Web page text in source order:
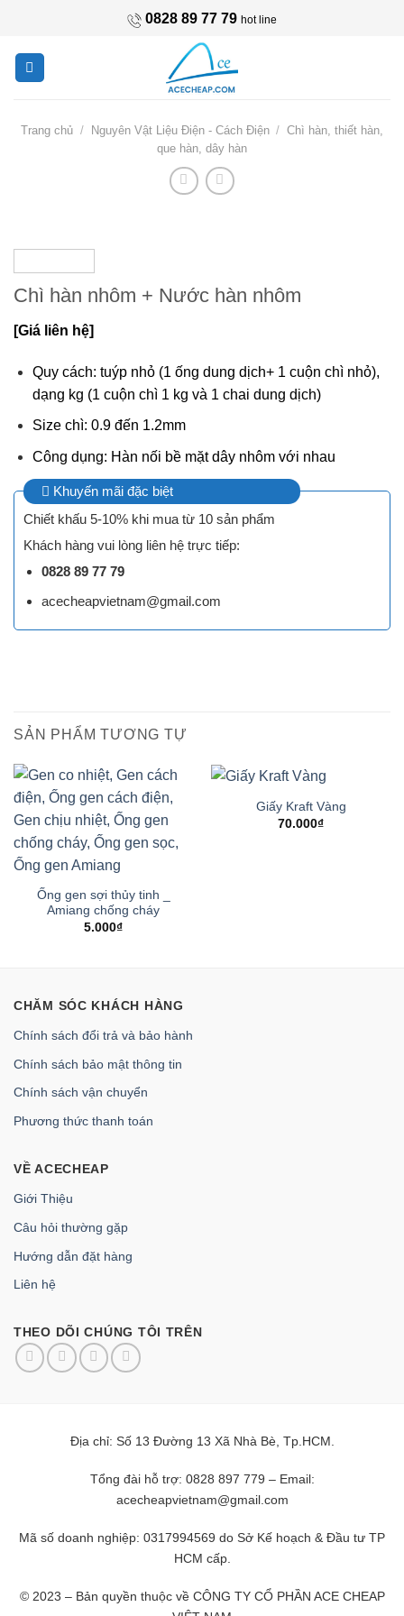
content
0828 89 77 79 hot line
Trang chủ / Nguyên Vật Liệu Điện - Cách Điện / Chì hàn, thiết hàn,
que hàn, dây hàn
Chì hàn nhôm + Nước hàn nhôm
[Giá liên hệ]
Quy cách: tuýp nhỏ (1 ống dung dịch+ 1 cuộn chì nhỏ),
dạng kg (1 cuộn chì 1 kg và 1 chai dung dịch)
Size chì: 0.9 đến 1.2mm
Công dụng: Hàn nối bề mặt dây nhôm với nhau
Khuyến mãi đặc biệt
Chiết khấu 5-10% khi mua từ 10 sản phẩm
Khách hàng vui lòng liên hệ trực tiếp:
0828 89 77 79
acecheapvietnam@gmail.com
SẢN PHẨM TƯƠNG TỰ
Ống gen sợi thủy tinh _
Amiang chống cháy
5.000₫
Giấy Kraft Vàng
70.000₫
CHĂM SÓC KHÁCH HÀNG
Chính sách đổi trả và bảo hành
Chính sách bảo mật thông tin
Chính sách vận chuyển
Phương thức thanh toán
VỀ ACECHEAP
Giới Thiệu
Câu hỏi thường gặp
Hướng dẫn đặt hàng
Liên hệ
THEO DÕI CHÚNG TÔI TRÊN
Địa chỉ: Số 13 Đường 13 Xã Nhà Bè, Tp.HCM.
Tổng đài hỗ trợ: 0828 897 779 – Email:
acecheapvietnam@gmail.com
Mã số doanh nghiệp: 0317994569 do Sở Kế hoạch & Đầu tư TP
HCM cấp.
© 2023 – Bản quyền thuộc về CÔNG TY CỔ PHẦN ACE CHEAP